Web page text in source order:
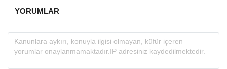
YORUMLAR